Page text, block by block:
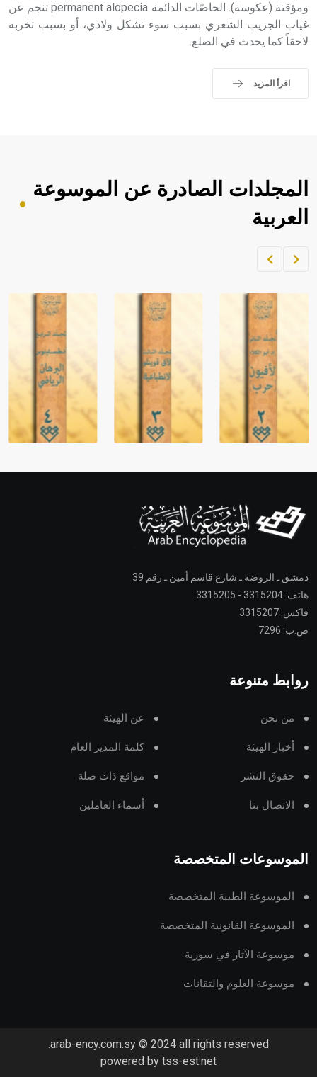
ومؤقتة (عكوسة). الحاصّات الدائمة permanent alopecia تنجم عن
غياب الجريب الشعري بسبب سوء تشكل ولادي، أو بسبب تخربه
لاحقاً كما يحدث في الصلع.
اقرأ المزيد
المجلدات الصادرة عن الموسوعة
العربية
دمشق ـ الروضة ـ شارع قاسم أمين ـ رقم 39
هاتف: 3315204 - 3315205
فاكس: 3315207
ص.ب: 7296
روابط متنوعة
من نحن عن الهيئة
أخبار الهيئة كلمة المدير العام
حقوق النشر مواقع ذات صلة
الاتصال بنا أسماء العاملين
الموسوعات المتخصصة
الموسوعة الطبية المتخصصة
الموسوعة القانونية المتخصصة
موسوعة الآثار في سورية
موسوعة العلوم والتقانات
arab-ency.com.sy © 2024 all rights reserved.
powered by tss-est.net